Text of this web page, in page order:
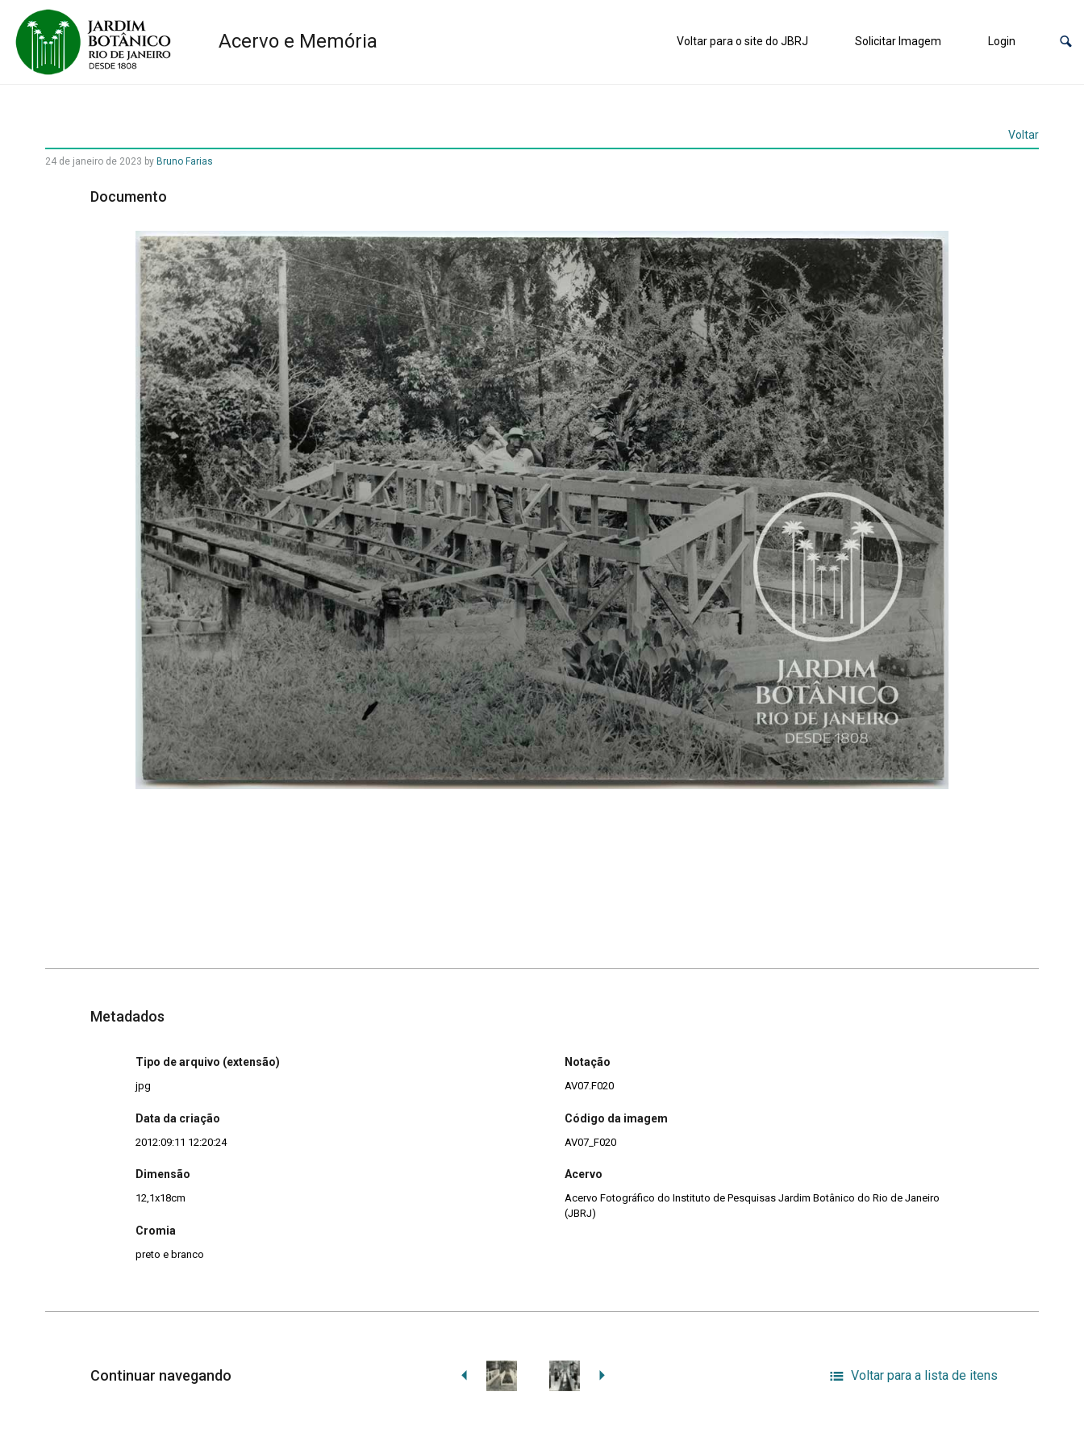
Acervo e Memória Voltar para o site do JBRJ Solicitar Imagem Login
Voltar
24 de janeiro de 2023 by Bruno Farias
Documento
Metadados
Tipo de arquivo (extensão)
jpg
Data da criação
2012:09:11 12:20:24
Dimensão
12,1x18cm
Cromia
preto e branco
Notação
AV07.F020
Código da imagem
AV07_F020
Acervo
Acervo Fotográfico do Instituto de Pesquisas Jardim Botânico do Rio de Janeiro
(JBRJ)
Continuar navegando Voltar para a lista de itens